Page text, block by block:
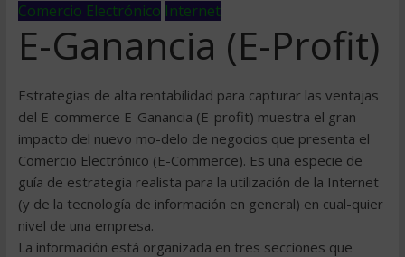
Comercio Electrónico Internet
E-Ganancia (E-Profit)
Estrategias de alta rentabilidad para capturar las ventajas
del E-commerce E-Ganancia (E-profit) muestra el gran
impacto del nuevo mo-delo de negocios que presenta el
Comercio Electrónico (E-Commerce). Es una especie de
guía de estrategia realista para la utilización de la Internet
(y de la tecnología de información en general) en cual-quier
nivel de una empresa.
La información está organizada en tres secciones que